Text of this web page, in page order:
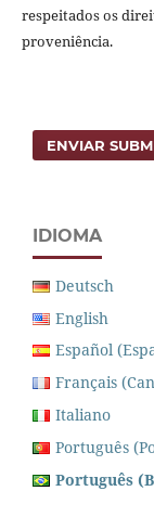
respeitados os
proveniência.
ENVIAR
IDIOMA
Deutsch
English
Español
Français
Italiano
Português
Português